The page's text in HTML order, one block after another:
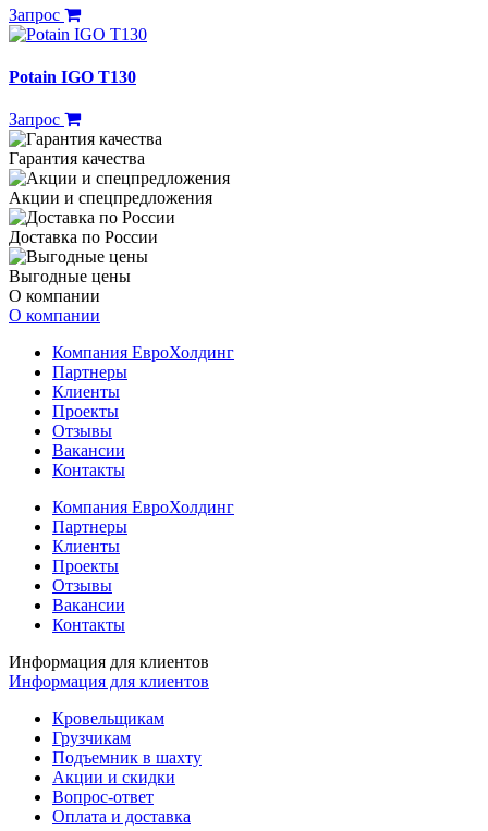
Запрос
Potain IGO T130
Запрос
Гарантия качества
Акции и спецпредложения
Доставка по России
Выгодные цены
О компании
О компании
Компания ЕвроХолдинг
Партнеры
Клиенты
Проекты
Отзывы
Вакансии
Контакты
Компания ЕвроХолдинг
Партнеры
Клиенты
Проекты
Отзывы
Вакансии
Контакты
Информация для клиентов
Информация для клиентов
Кровельщикам
Грузчикам
Подъемник в шахту
Акции и скидки
Вопрос-ответ
Оплата и доставка